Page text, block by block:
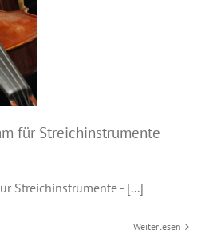
für Streichinstrumente
Streichinstrumente - [...]
Weiterlesen